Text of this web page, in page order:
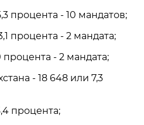
процента - 10 мандатов;
процента - 2 мандата;
процента - 2 мандата;
- 18 648 или 7,3
процента;